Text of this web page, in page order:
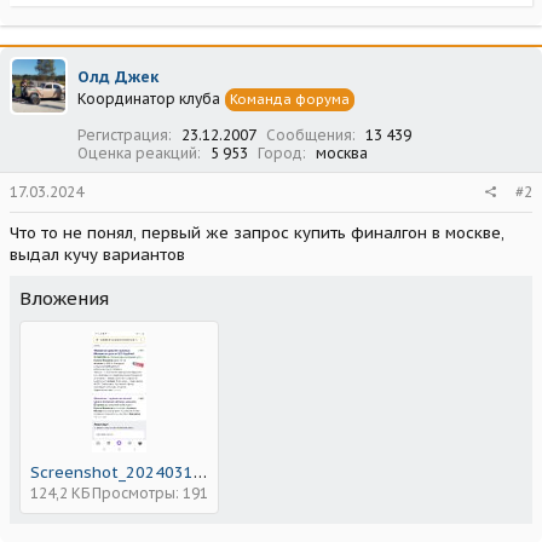
а
к
ц
и
и
Олд Джек
Координатор клуба Команда форума
Регистрация 23.12.2007 Сообщения
13 439
Оценка реакций
5 953 Город москва
17.03.2024 #2
Что то не понял, первый же запрос купить финалгон в москве,
выдал кучу вариантов
Вложения
Screenshot_20240317-191621_Yandex Start.jpg
124,2 КБ Просмотры: 191